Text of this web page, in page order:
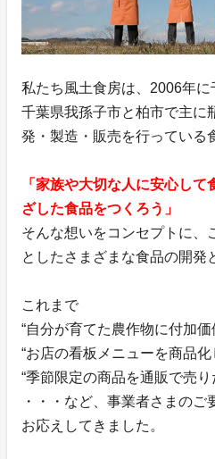
私たち風土食房は、2006年に
千葉県我孫子市と柏市で主に
発・製造・販売を行っている
「家族や大切な人に安心し
ざした食品をつくろう」
そんな想いをコンセプトに、
としたさまざまな食品の開発
これまで
“自分が育てた農作物に付加
“お店の看板メニューを商品化
“季節限定の商品を通販で売り
・・・など、事業者さまの
お応えしてきました。